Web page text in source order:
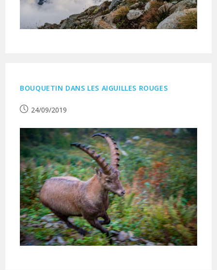
BOUQUETIN DANS LES AIGUILLES ROUGES
Publication
24/09/2019